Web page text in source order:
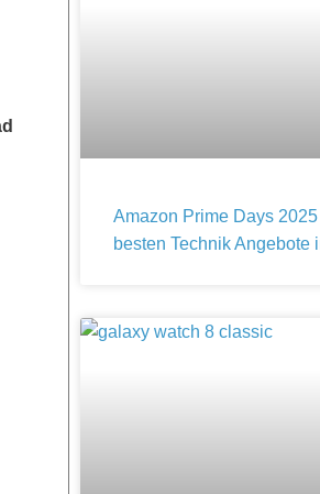
Amazon Prime Days
besten Technik Angebote